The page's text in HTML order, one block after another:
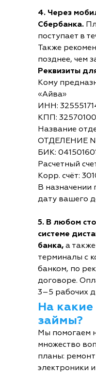
4. Через
Сбербанка.
поступает в
Также
позднее, чем
Реквизиты
Кому
«Айва»
ИНН:
КПП:
Название
ОТДЕЛЕНИЕ
БИК:
Расчетный
Корр. счёт:
В назначении
дату вашего
5. В любом
системе
банка, а
терминалы с
банком, по
договоре.
3–5 рабочих
На
займы?
Мы помогаем
множество
планы:
электроники